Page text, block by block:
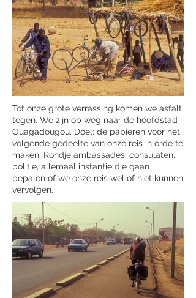
Tot onze grote verrassing komen we asfalt
tegen. We zijn op weg naar de hoofdstad
Ouagadougou. Doel: de papieren voor het
volgende gedeelte van onze reis in orde te
maken. Rondje ambassades, consulaten,
politie, allemaal instantie die gaan
bepalen of we onze reis wel of niet kunnen
vervolgen.